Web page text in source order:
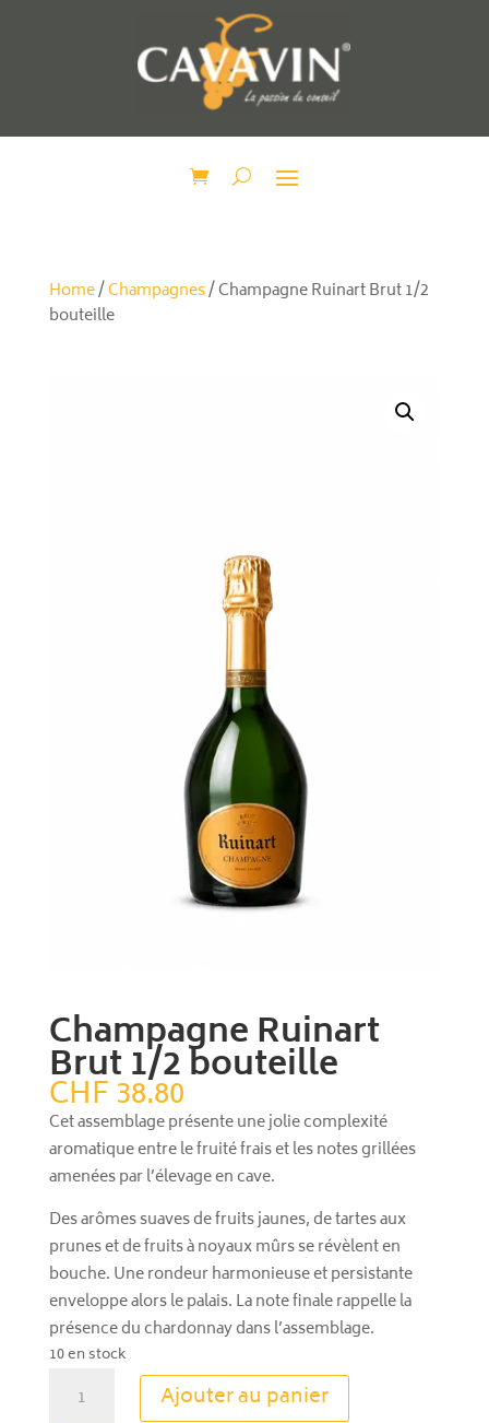
Home/Champagnes/ Champagne Ruinart Brut 1/2
bouteille
Champagne Ruinart
Brut 1/2 bouteille
CHF38.80
Cet assemblage présente une jolie complexité
aromatique entre le fruité frais et les notes grillées
amenées par l’élevage en cave.
Des arômes suaves de fruits jaunes, de tartes aux
prunes et de fruits à noyaux mûrs se révèlent en
bouche. Une rondeur harmonieuse et persistante
enveloppe alors le palais. La note finale rappelle la
présence du chardonnay dans l’assemblage.
10 en stock
Ajouter au panier